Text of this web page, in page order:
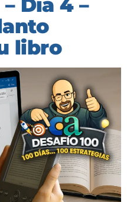
Día 4 –
libro